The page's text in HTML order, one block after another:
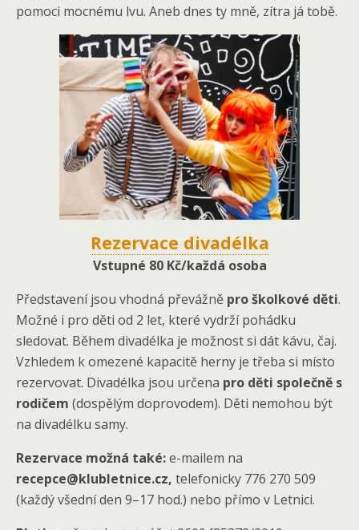
pomoci mocnému lvu. Aneb dnes ty mně, zítra já tobě.
Rezervace divadélka
Vstupné 80 Kč/každá osoba
Představení jsou vhodná převážně pro školkové děti.
Možné i pro děti od 2 let, které vydrží pohádku
sledovat. Během divadélka je možnost si dát kávu, čaj.
Vzhledem k omezené kapacitě herny je třeba si místo
rezervovat. Divadélka jsou určena pro děti společně s
rodičem (dospělým doprovodem). Děti nemohou být
na divadélku samy.
Rezervace možná také:e-mailem na
recepce@klubletnice.cz, telefonicky 776 270 509
(každý všední den 9–17 hod.) nebo přímo v Letnici.